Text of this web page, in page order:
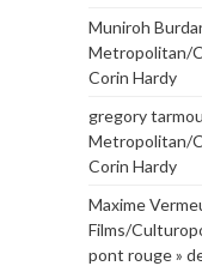
Muniroh
Metropolitan/
Corin Hardy
gregory
Metropolitan/
Corin Hardy
Maxime
Films/
pont rouge »